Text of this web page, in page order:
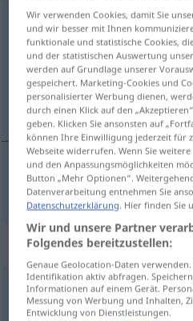
still
Übersicht aller
(Für mehr Details die
tíh, míren
,míren still
Synonyme für
(ganz) leise
Wir verwenden Cookies, damit Sie
und wir besser mit Ihnen
funktionale und statistische Cookies,
und der statistischen Auswertung
werden auf Grundlage unserer
gespeichert. Marketing-Cookies und
personalisierter Werbung dienen,
durch einen Klick auf den
geben. Klicken Sie ansonsten auf
können Ihre Einwilligung jederzeit für
Webseite widerrufen. Wenn Sie
und den Anpassungsmöglichkeiten
Button „Mehr Optionen“.
Datenverarbeitung entnehmen Sie
Datenschutzerklärung. Hier finden Sie
Wir und unsere Partner
Folgendes bereitzustellen:
Genaue Geolocation-Daten
Identifikation aktiv abfragen.
Informationen auf einem Gerät.
Messung von Werbung und Inhalten,
Entwicklung von Dienstleistungen.